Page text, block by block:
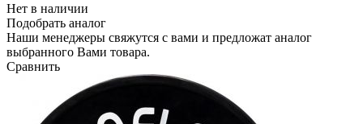
Нет в наличии
Подобрать аналог
Наши менеджеры свяжутся с вами и предложат аналог
выбранного Вами товара.
Сравнить